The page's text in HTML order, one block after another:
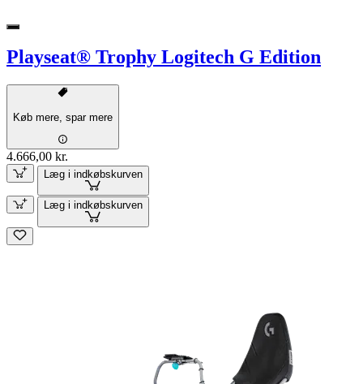
Playseat® Trophy Logitech G Edition
Køb mere, spar mere
4.666,00 kr.
Læg i indkøbskurven
Læg i indkøbskurven